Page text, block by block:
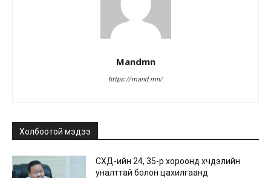
Mandmn
https://mand.mn/
Холбоотой мэдээ
СХД-ийн 24, 35-р хороонд хүчдэлийн
уналттай болон цахилгаанд